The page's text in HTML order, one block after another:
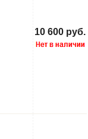
10 600 руб.